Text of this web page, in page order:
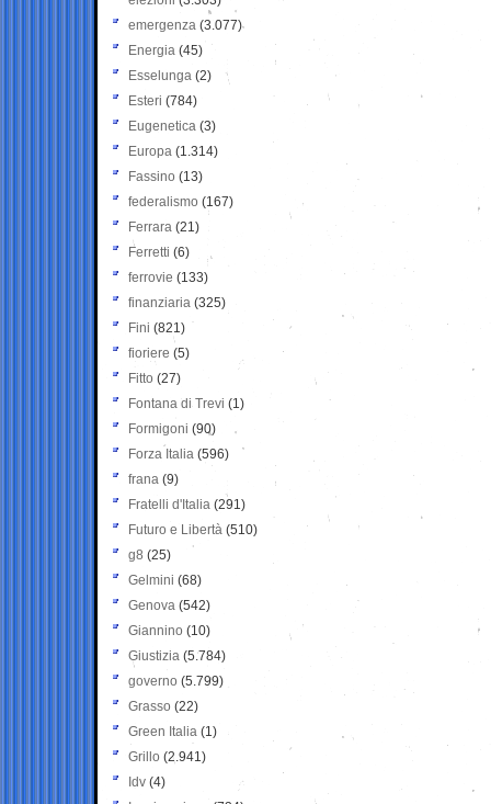
emergenza (3.077)
Energia (45)
Esselunga (2)
Esteri (784)
Eugenetica (3)
Europa (1.314)
Fassino (13)
federalismo (167)
Ferrara (21)
Ferretti (6)
ferrovie (133)
finanziaria (325)
Fini (821)
fioriere (5)
Fitto (27)
Fontana di Trevi (1)
Formigoni (90)
Forza Italia (596)
frana (9)
Fratelli d'Italia (291)
Futuro e Libertà (510)
g8 (25)
Gelmini (68)
Genova (542)
Giannino (10)
Giustizia (5.784)
governo (5.799)
Grasso (22)
Green Italia (1)
Grillo (2.941)
Idv (4)